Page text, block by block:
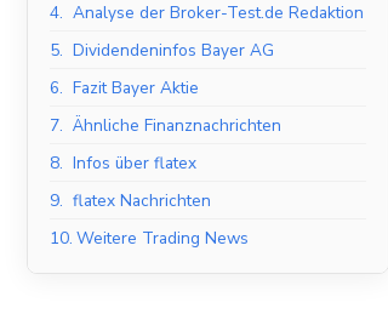
4. Analyse der Broker-Test.de Redaktion
5. Dividendeninfos Bayer AG
6. Fazit Bayer Aktie
7. Ähnliche Finanznachrichten
8. Infos über flatex
9. flatex Nachrichten
10. Weitere Trading News